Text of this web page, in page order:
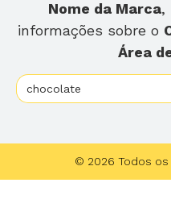
Nome da Marca,
informações sobre o
Área
Search
for:
© 2026 Todos os